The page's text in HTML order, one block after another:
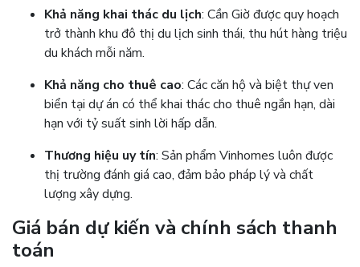
Khả năng khai thác du lịch: Cần Giờ được quy hoạch
trở thành khu đô thị du lịch sinh thái, thu hút hàng triệu
du khách mỗi năm.
Khả năng cho thuê cao: Các căn hộ và biệt thự ven
biển tại dự án có thể khai thác cho thuê ngắn hạn, dài
hạn với tỷ suất sinh lời hấp dẫn.
Thương hiệu uy tín: Sản phẩm Vinhomes luôn được
thị trường đánh giá cao, đảm bảo pháp lý và chất
lượng xây dựng.
Giá bán dự kiến và chính sách thanh
toán